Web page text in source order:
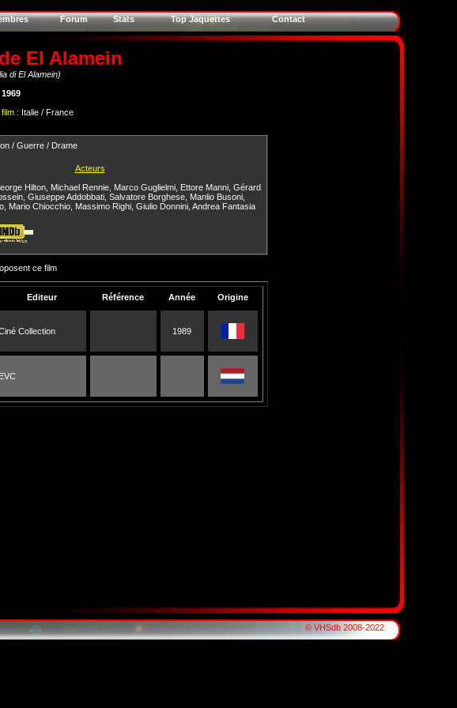
Forum Stats Top Jaquettes Contact
El Alamein
di El Alamein)
1969
: Italie / France
/ Guerre / Drame
Acteurs
Hilton Michael Rennie Marco Guglielmi Ettore Manni Gérard
Giuseppe Addobbati Salvatore Borghese Manlio Busoni
Mario Chiocchio Massimo Righi Giulio Donnini Andrea Fantasia
ce film
Editeur Référence Année Origine
Collection 1989
EVC
© VHSdb 2008-2022